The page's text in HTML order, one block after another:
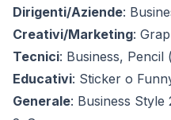
Dirigenti/Aziende:
Creativi/Marketing:
Tecnici: Business, Pencil
Educativi: Sticker o
Generale: Business Style